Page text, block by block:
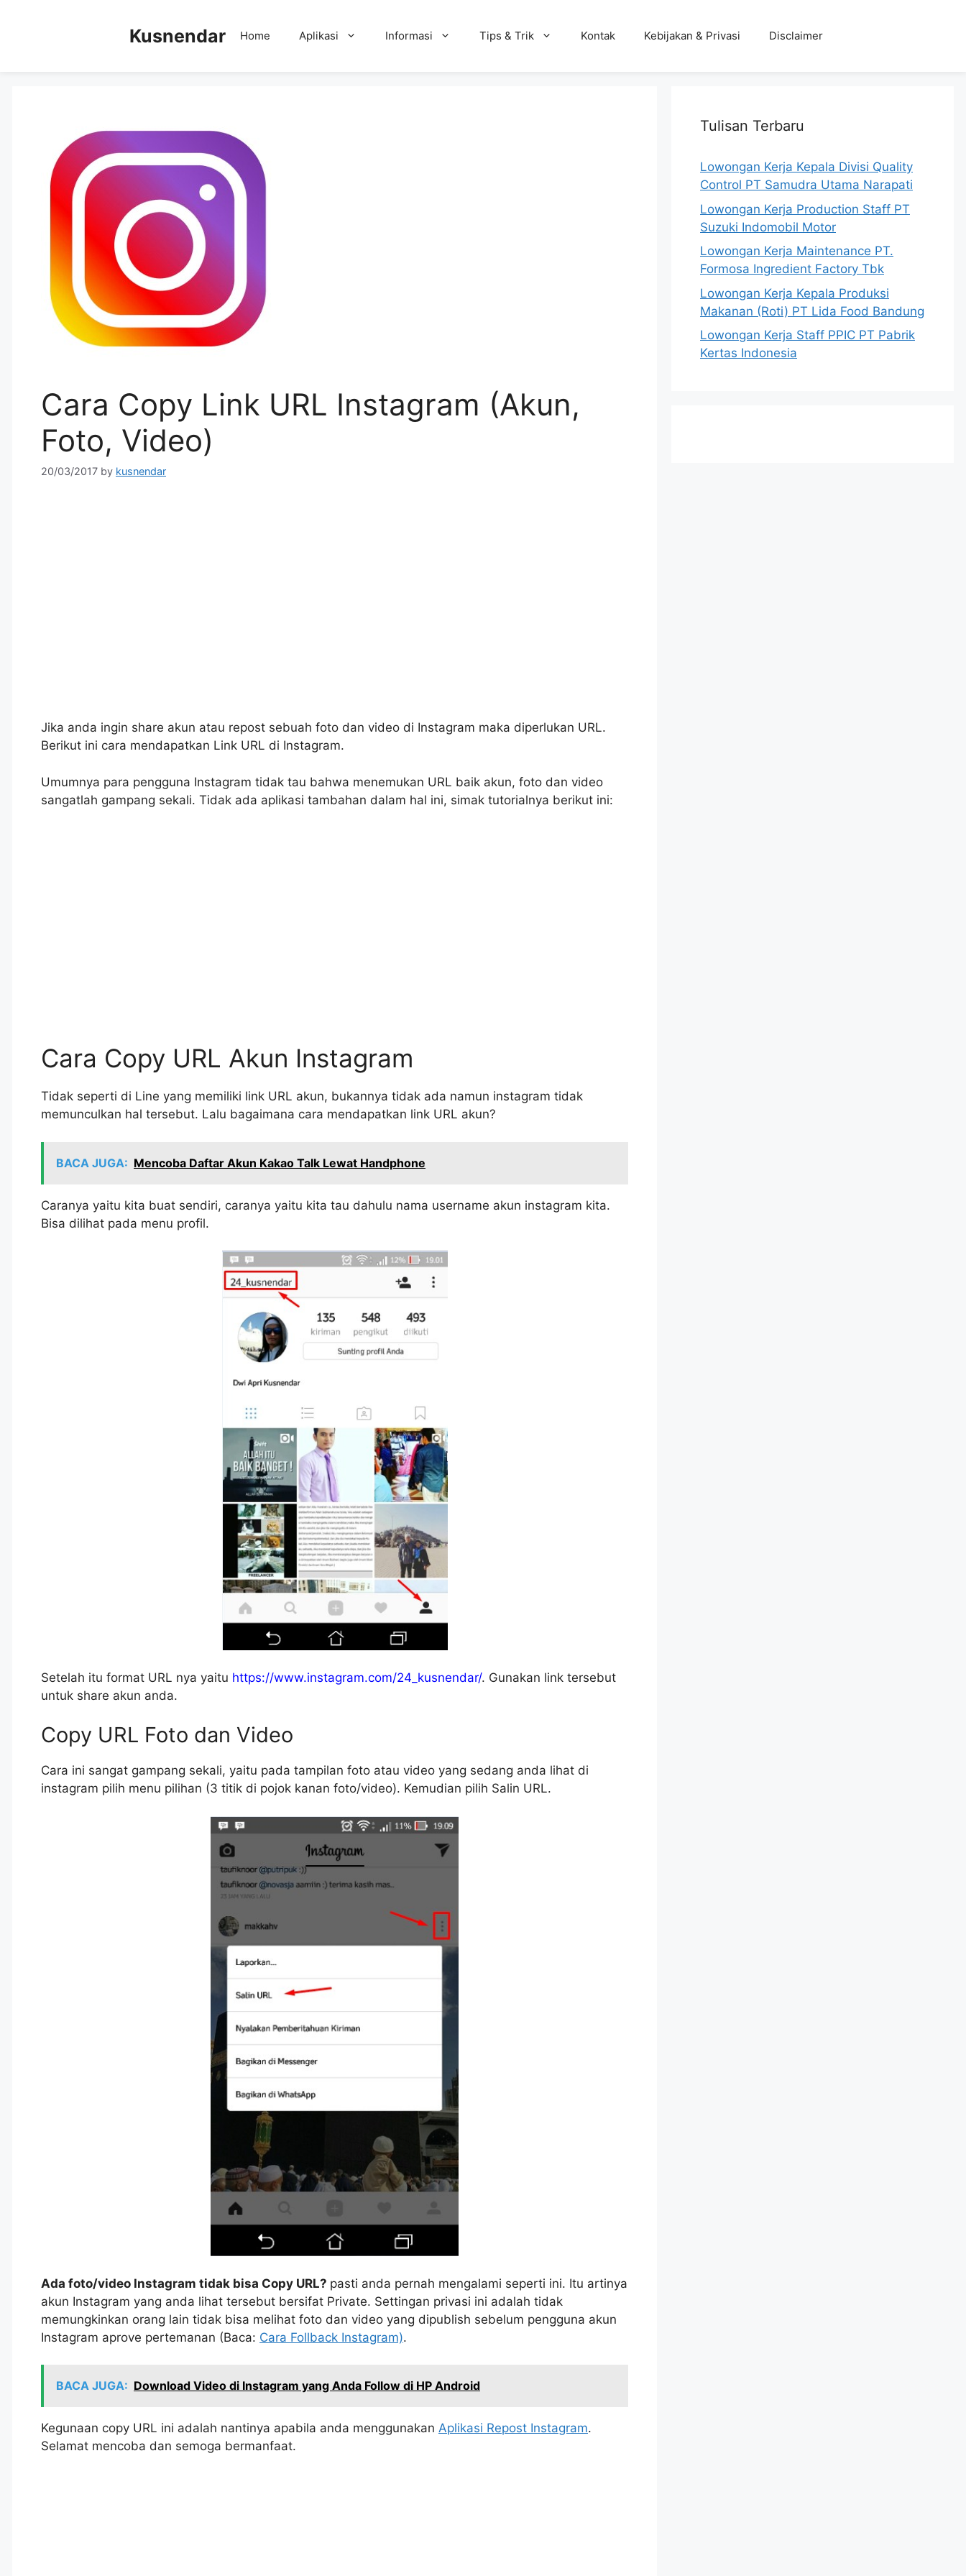
Kusnendar Home Aplikasi Informasi Tips & Trik Kontak Kebijakan & Privasi Disclaimer
Cara Copy Link URL Instagram (Akun,
Foto, Video)
20/03/2017 by kusnendar
Jika anda ingin share akun atau repost sebuah foto dan video di Instagram maka diperlukan URL.
Berikut ini cara mendapatkan Link URL di Instagram.
Umumnya para pengguna Instagram tidak tau bahwa menemukan URL baik akun, foto dan video
sangatlah gampang sekali. Tidak ada aplikasi tambahan dalam hal ini, simak tutorialnya berikut ini:
Cara Copy URL Akun Instagram
Tidak seperti di Line yang memiliki link URL akun, bukannya tidak ada namun instagram tidak
memunculkan hal tersebut. Lalu bagaimana cara mendapatkan link URL akun?
BACA JUGA: Mencoba Daftar Akun Kakao Talk Lewat Handphone
Caranya yaitu kita buat sendiri, caranya yaitu kita tau dahulu nama username akun instagram kita.
Bisa dilihat pada menu profil.
Setelah itu format URL nya yaitu https://www.instagram.com/24_kusnendar/. Gunakan link tersebut
untuk share akun anda.
Copy URL Foto dan Video
Cara ini sangat gampang sekali, yaitu pada tampilan foto atau video yang sedang anda lihat di
instagram pilih menu pilihan (3 titik di pojok kanan foto/video). Kemudian pilih Salin URL.
Ada foto/video Instagram tidak bisa Copy URL? pasti anda pernah mengalami seperti ini. Itu artinya
akun Instagram yang anda lihat tersebut bersifat Private. Settingan privasi ini adalah tidak
memungkinkan orang lain tidak bisa melihat foto dan video yang dipublish sebelum pengguna akun
Instagram aprove pertemanan (Baca: Cara Follback Instagram).
BACA JUGA: Download Video di Instagram yang Anda Follow di HP Android
Kegunaan copy URL ini adalah nantinya apabila anda menggunakan Aplikasi Repost Instagram.
Selamat mencoba dan semoga bermanfaat.
Tulisan Terbaru
Lowongan Kerja Kepala Divisi Quality
Control PT Samudra Utama Narapati
Lowongan Kerja Production Staff PT
Suzuki Indomobil Motor
Lowongan Kerja Maintenance PT.
Formosa Ingredient Factory Tbk
Lowongan Kerja Kepala Produksi
Makanan (Roti) PT Lida Food Bandung
Lowongan Kerja Staff PPIC PT Pabrik
Kertas Indonesia